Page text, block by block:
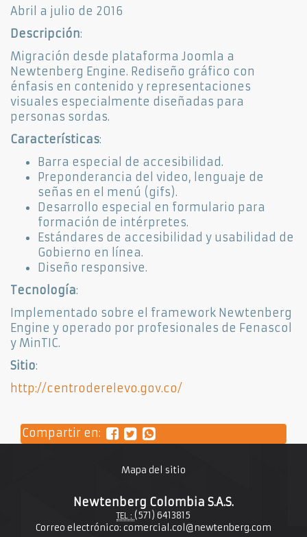
Abril a julio de 2016
Descripción:
Migración desde plataforma Joomla a
Newtenberg Engine. Rediseño gráfico con
énfasis en contenido y representaciones
visuales especialmente diseñadas para
personas sordas.
Características:
Barra especial de accesibilidad.
Preponderancia del video, lenguaje de
señas en el menú (gifs).
Desarrollo especial en formulario para
formación de intérpretes.
Estándares de accesibilidad y usabilidad de
Gobierno en línea.
Diseño responsive.
Tecnología:
Implementado sobre el framework Newtenberg
Engine y operado por profesionales de Fenascol
y MinTIC.
Sitio:
http://centroderelevo.gov.co/
Compartir en:
Mapa del sitio
Newtenberg Colombia S.A.S.
TEL : (571) 6413815
Correo electrónico:comercial.col@newtenberg.com